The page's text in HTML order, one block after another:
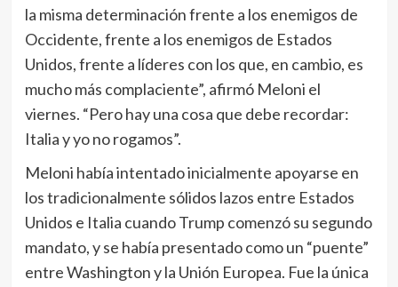
la misma determinación frente a los enemigos de
Occidente, frente a los enemigos de Estados
Unidos, frente a líderes con los que, en cambio, es
mucho más complaciente”, afirmó Meloni el
viernes. “Pero hay una cosa que debe recordar:
Italia y yo no rogamos”.
Meloni había intentado inicialmente apoyarse en
los tradicionalmente sólidos lazos entre Estados
Unidos e Italia cuando Trump comenzó su segundo
mandato, y se había presentado como un “puente”
entre Washington y la Unión Europea. Fue la única